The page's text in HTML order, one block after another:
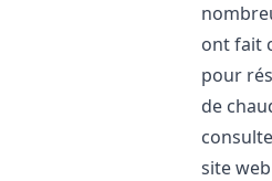
ont fait
pour
de
site